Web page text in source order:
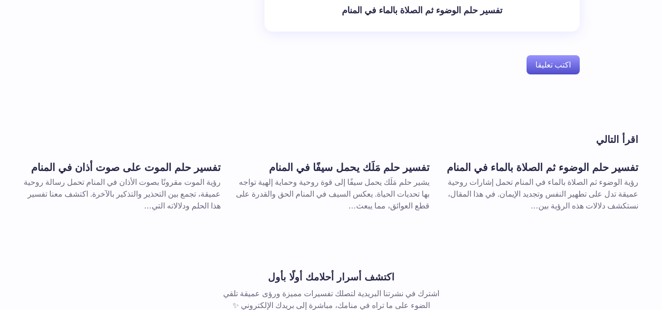
تفسير حلم الوضوء ثم الصلاة بالماء في المنام
اكتب تعليقا
تعليقك *
اقرأ التالي
تفسير حلم الوضوء ثم الصلاة بالماء في المنام
رؤية الوضوء ثم الصلاة بالماء في المنام تحمل إشارات روحية
عميقة تدل على تطهير النفس وتجديد الإيمان. في هذا المقال،
نستكشف دلالات هذه الرؤية بين…
تفسير حلم مَلَك يحمل سيفًا في المنام
يشير حلم مَلَك يحمل سيفًا إلى قوة روحية وحماية إلهية تواجه
بها تحديات الحياة. يعكس السيف في المنام الحق والقدرة على
قطع العوائق، مما يبعث…
تفسير حلم الموت على صوت أذان في المنام
رؤية الموت مقرونًا بصوت الأذان في المنام تحمل رسالة روحية
عميقة، تجمع بين التحذير والتذكير بالآخرة. اكتشف معنا تفسير
هذا الحلم ودلالاته التي…
اكتشف أسرار أحلامك أولًا بأول
اشترك في نشرتنا البريدية لتصلك تفسيرات مميزة ورؤى عميقة تلقي
الضوء على ما تراه في منامك، مباشرة إلى بريدك الإلكتروني ✨